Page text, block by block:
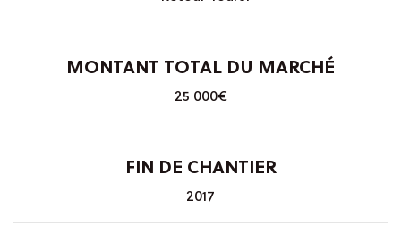
MONTANT TOTAL DU MARCHÉ
25 000€
FIN DE CHANTIER
2017